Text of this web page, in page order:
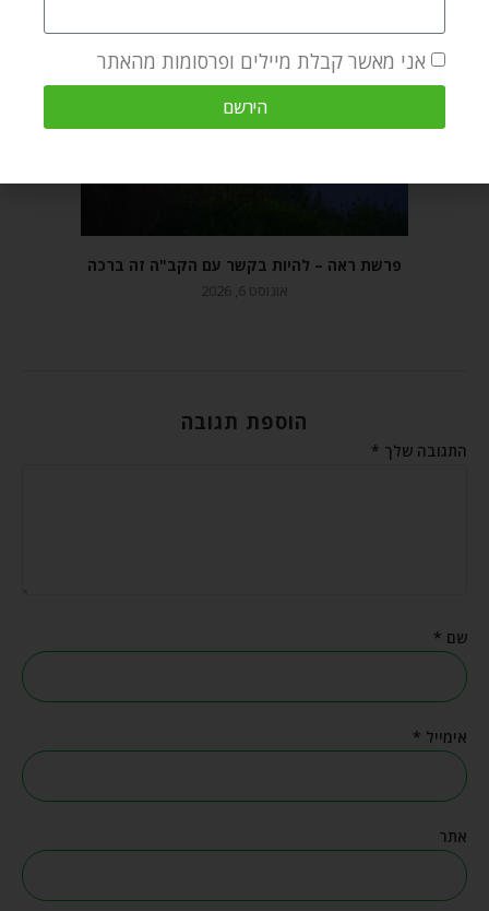
פרשת ראה – להיות בקשר עם הקב"ה זה ברכה
אוגוסט 6, 2026
הוספת תגובה
התגובה שלך *
שם *
אימייל *
אתר
אני מאשר קבלת מיילים ופרסומות מהאתר
הירשם